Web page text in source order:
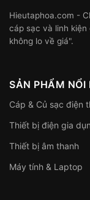
Hieutaphoa.com -
cáp sạc và linh
không lo về giá".
SẢN PHẨM NỔI
Cáp & Củ sạc điện
Thiết bị điện gia
Thiết bị âm thanh
Máy tính & Laptop